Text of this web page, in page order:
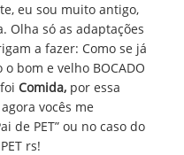
eu sou muito antigo,
Olha só as adaptações
a fazer: Como se já
bom e velho BOCADO
Comida, por essa
vocês me
de PET” ou no caso do
rs!